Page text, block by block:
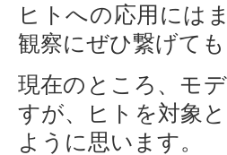
ヒトへの応用には
観察にぜひ繋げて
現在のところ、モ
すが、ヒトを対象
ように思います。